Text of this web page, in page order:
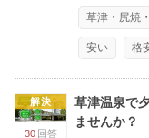
草津・尻焼
安い 格
解決
30 回答
草津温泉で
ませんか？